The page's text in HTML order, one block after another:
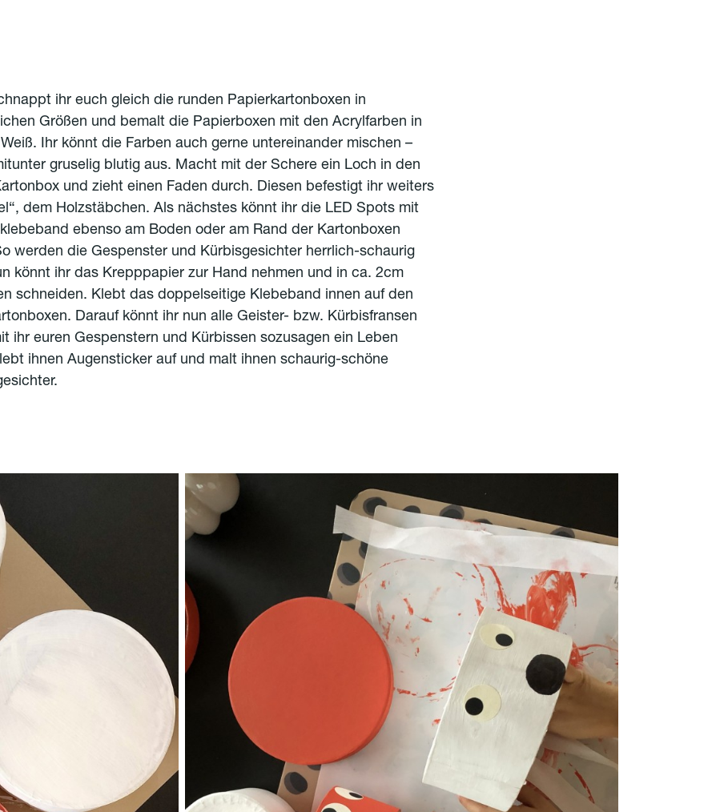
ihr euch gleich die runden Papierkartonboxen in
Größen und bemalt die Papierboxen mit den Acrylfarben in
Ihr könnt die Farben auch gerne untereinander mischen –
gruselig blutig aus. Macht mit der Schere ein Loch in den
und zieht einen Faden durch. Diesen befestigt ihr weiters
dem Holzstäbchen. Als nächstes könnt ihr die LED Spots mit
ebenso am Boden oder am Rand der Kartonboxen
werden die Gespenster und Kürbisgesichter herrlich-schaurig
könnt ihr das Krepppapier zur Hand nehmen und in ca. 2cm
schneiden. Klebt das doppelseitige Klebeband innen auf den
Darauf könnt ihr nun alle Geister- bzw. Kürbisfransen
ihr euren Gespenstern und Kürbissen sozusagen ein Leben
ihnen Augensticker auf und malt ihnen schaurig-schöne